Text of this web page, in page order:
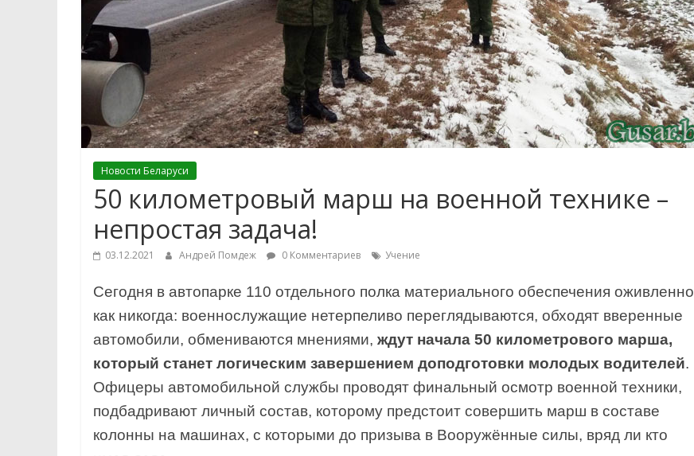
Новости Беларуси
50 километровый марш на военной технике –
непростая задача!
03.12.2021 Андрей Помдеж 0 Комментариев Учение
Сегодня в автопарке 110 отдельного полка материального обеспечения оживленно
как никогда: военнослужащие нетерпеливо переглядываются, обходят вверенные
автомобили, обмениваются мнениями, ждут начала 50 километрового марша,
который станет логическим завершением доподготовки молодых водителей.
Офицеры автомобильной службы проводят финальный осмотр военной техники,
подбадривают личный состав, которому предстоит совершить марш в составе
колонны на машинах, с которыми до призыва в Вооружённые силы, вряд ли кто